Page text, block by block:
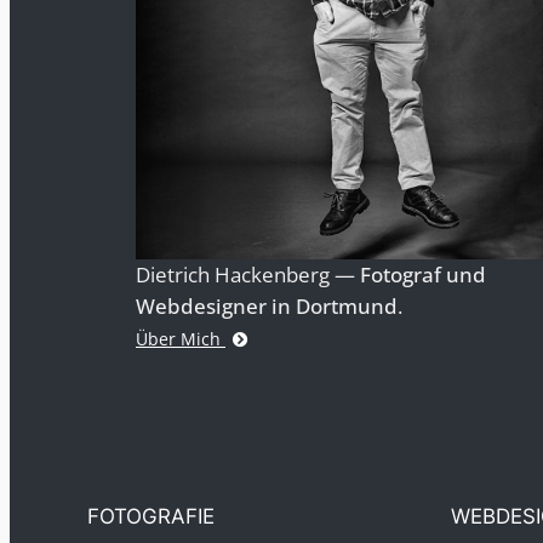
Dietrich Hackenberg — Fotograf und
Webdesigner in Dortmund.
Über Mich
FOTOGRAFIE